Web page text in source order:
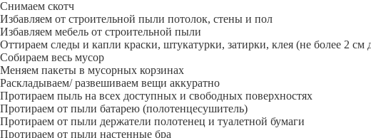
Снимаем скотч
Избавляем от строительной пыли потолок, стены и пол
Избавляем мебель от строительной пыли
Оттираем следы и капли краски, штукатурки, затирки, клея (не более 2 см
Собираем весь мусор
Меняем пакеты в мусорных корзинах
Раскладываем/ развешиваем вещи аккуратно
Протираем пыль на всех доступных и свободных поверхностях
Протираем от пыли батарею (полотенцесушитель)
Протираем от пыли держатели полотенец и туалетной бумаги
Протираем от пыли настенные бра